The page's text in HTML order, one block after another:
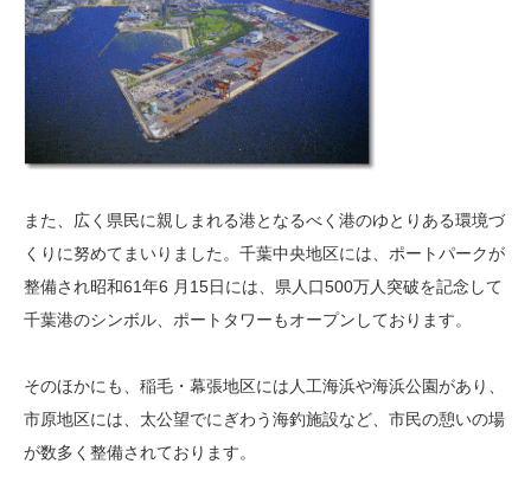
また、広く県民に親しまれる港となるべく港のゆとりある環境づ
くりに努めてまいりました。千葉中央地区には、ポートパークが
整備され昭和61年6 月15日には、県人口500万人突破を記念して
千葉港のシンボル、ポートタワーもオープンしております。
そのほかにも、稲毛・幕張地区には人工海浜や海浜公園があり、
市原地区には、太公望でにぎわう海釣施設など、市民の憩いの場
が数多く整備されております。